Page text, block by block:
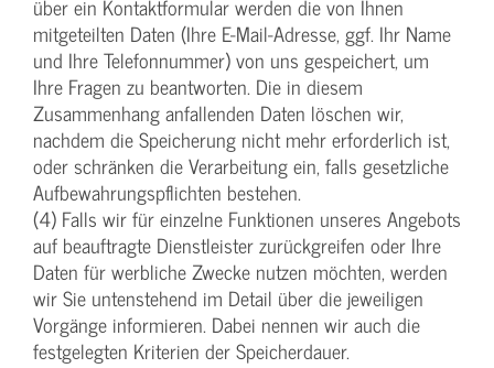
über ein Kontaktformular werden die von Ihnen
mitgeteilten Daten (Ihre E-Mail-Adresse, ggf. Ihr Name
und Ihre Telefonnummer) von uns gespeichert, um
Ihre Fragen zu beantworten. Die in diesem
Zusammenhang anfallenden Daten löschen wir,
nachdem die Speicherung nicht mehr erforderlich ist,
oder schränken die Verarbeitung ein, falls gesetzliche
Aufbewahrungspflichten bestehen.
(4) Falls wir für einzelne Funktionen unseres Angebots
auf beauftragte Dienstleister zurückgreifen oder Ihre
Daten für werbliche Zwecke nutzen möchten, werden
wir Sie untenstehend im Detail über die jeweiligen
Vorgänge informieren. Dabei nennen wir auch die
festgelegten Kriterien der Speicherdauer.